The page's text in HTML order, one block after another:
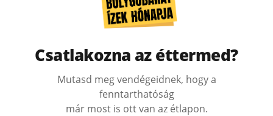
Csatlakozna az éttermed?
Mutasd meg vendégeidnek, hogy a
fenntarthatóság
már most is ott van az étlapon.